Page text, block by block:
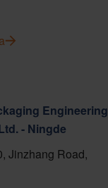
Engineering
- Ningde
Jinzhang Road,